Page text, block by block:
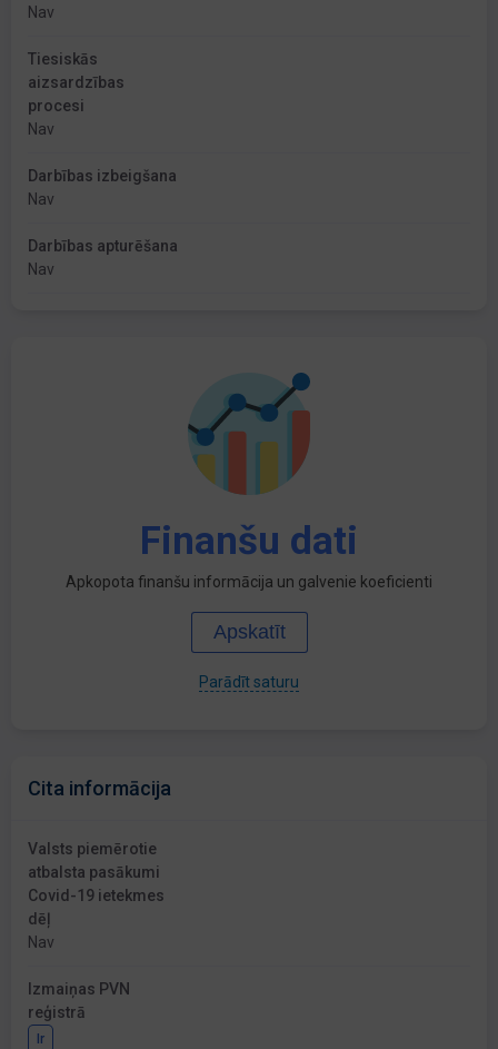
Nav
Tiesiskās
aizsardzības
procesi
Nav
Darbības izbeigšana
Nav
Darbības apturēšana
Nav
Finanšu dati
Apkopota finanšu informācija un galvenie koeficienti
Apskatīt
Parādīt saturu
Cita informācija
Valsts piemērotie
atbalsta pasākumi
Covid-19 ietekmes
dēļ
Nav
Izmaiņas PVN
reģistrā
Ir